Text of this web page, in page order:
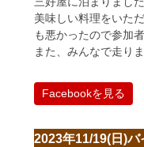
美味しい料理をいた
も悪かったので参加
また、みんなで走り
Facebookを見る
2023年11/19(日)